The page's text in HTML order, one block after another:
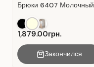
Брюки 6407 Молочный
1,879.00грн.
Закончился